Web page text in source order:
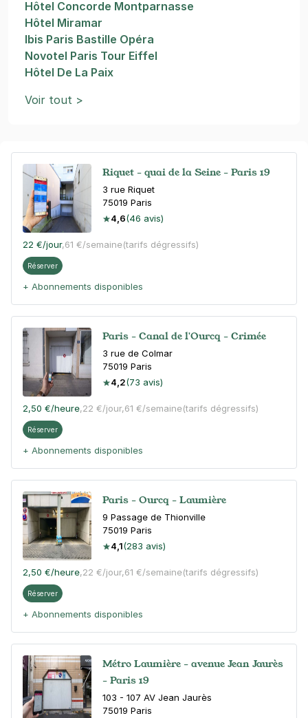
Riquet - quai de la Seine - Paris 19
3 rue Riquet
75019 Paris
4,6(46 avis)
22 €/jour,61 €/semaine(tarifs dégressifs)
Réserver
+ Abonnements disponibles
Paris - Canal de l'Ourcq - Crimée
3 rue de Colmar
75019 Paris
4,2(73 avis)
2,50 €/heure,22 €/jour,61 €/semaine(tarifs dégressifs)
Réserver
+ Abonnements disponibles
Paris - Ourcq - Laumière
9 Passage de Thionville
75019 Paris
4,1(283 avis)
2,50 €/heure,22 €/jour,61 €/semaine(tarifs dégressifs)
Réserver
+ Abonnements disponibles
Métro Laumière - avenue Jean Jaurès
- Paris 19
103 - 107 AV Jean Jaurès
75019 Paris
Hôtel Concorde Montparnasse
Hôtel Miramar
Ibis Paris Bastille Opéra
Novotel Paris Tour Eiffel
Hôtel De La Paix
Voir tout >